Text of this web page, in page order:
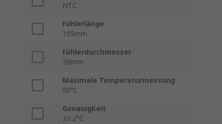
NTC
Fühlerlänge
105mm
Fühlerdurchmesser
20mm
Maximale Temperaturmessung
50°C
Genauigkeit
±0.2°C